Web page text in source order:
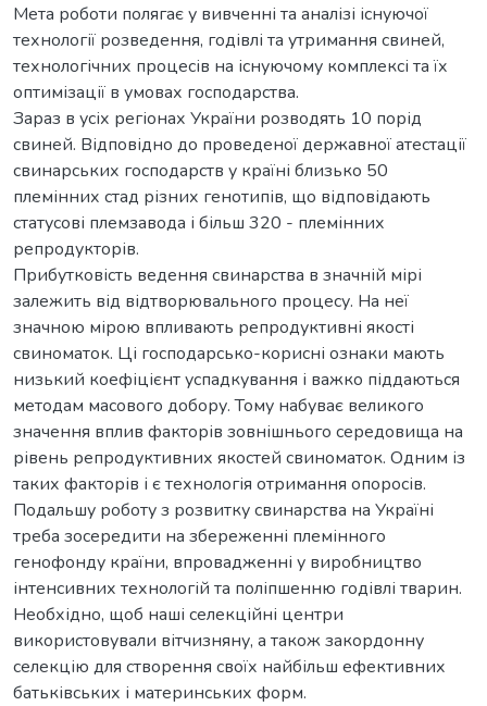
Мета роботи полягає у вивченні та аналізі існуючої
технології розведення, годівлі та утримання свиней,
технологічних процесів на існуючому комплексі та їх
оптимізації в умовах господарства.
Зараз в усіх регіонах України розводять 10 порід
свиней. Відповідно до проведеної державної атестації
свинарських господарств у країні близько 50
племінних стад різних генотипів, що відповідають
статусові племзавода і більш 320 - племінних
репродукторів.
Прибутковість ведення свинарства в значній мірі
залежить від відтворювального процесу. На неї
значною мірою впливають репродуктивні якості
свиноматок. Ці господарсько-корисні ознаки мають
низький коефіцієнт успадкування і важко піддаються
методам масового добору. Тому набуває великого
значення вплив факторів зовнішнього середовища на
рівень репродуктивних якостей свиноматок. Одним із
таких факторів і є технологія отримання опоросів.
Подальшу роботу з розвитку свинарства на Україні
треба зосередити на збереженні племінного
генофонду країни, впровадженні у виробництво
інтенсивних технологій та поліпшенню годівлі тварин.
Необхідно, щоб наші селекційні центри
використовували вітчизняну, а також закордонну
селекцію для створення своїх найбільш ефективних
батьківських і материнських форм.